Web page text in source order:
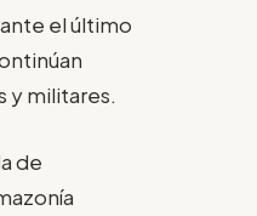
el último
y militares.
de